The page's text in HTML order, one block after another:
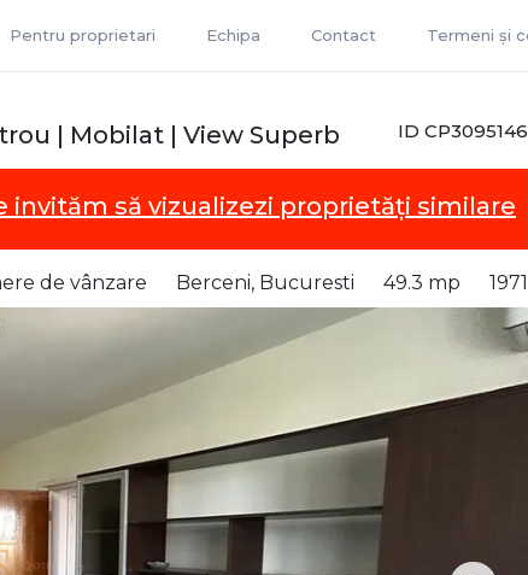
Pentru proprietari Echipa Contact Termeni și
ID CP3095146
| Mobilat | View Superb
invităm să vizualizezi proprietăți similare
de vânzare Berceni, Bucuresti 49.3 mp 1971